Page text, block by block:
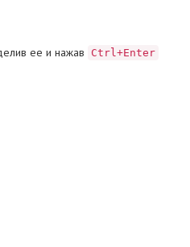
ее и нажав Ctrl+Enter